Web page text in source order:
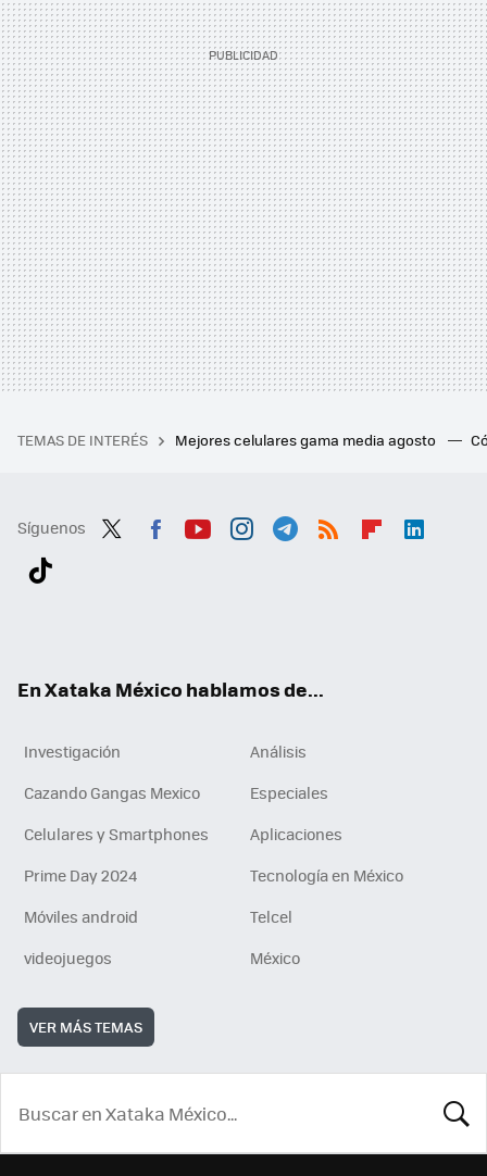
TEMAS DE INTERÉS Mejores celulares gama media agosto
Síguenos
En Xataka México hablamos de...
Investigación
Análisis
Cazando Gangas Mexico
Especiales
Celulares y Smartphones
Aplicaciones
Prime Day 2024
Tecnología en México
Móviles android
Telcel
videojuegos
México
VER MÁS TEMAS